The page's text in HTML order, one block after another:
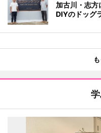
加古川・志
DIYのドッグ